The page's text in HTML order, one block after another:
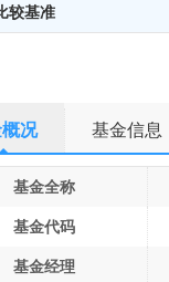
较基准
况 基金信息
基金全称
基金代码
基金经理